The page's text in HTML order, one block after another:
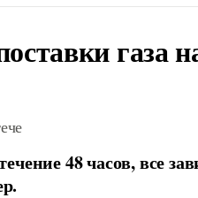
газа
48 часов, все